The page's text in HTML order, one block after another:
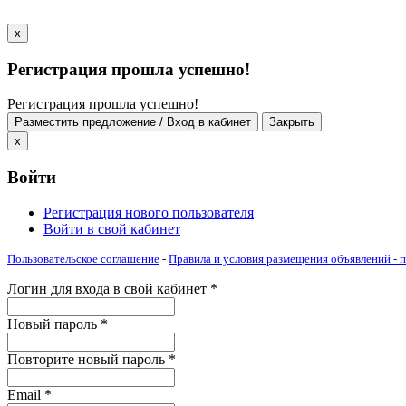
x
Регистрация прошла успешно!
Регистрация прошла успешно!
Разместить предложение / Вход в кабинет
Закрыть
x
Войти
Регистрация нового пользователя
Войти в свой кабинет
Пользовательское соглашение - Правила и условия размещения объявлений -
Логин для входа в свой кабинет *
Новый пароль *
Повторите новый пароль *
Email *